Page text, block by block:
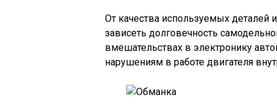
От качества используемых деталей
зависеть долговечность
вмешательствах в электронику
нарушениям в работе двигателя